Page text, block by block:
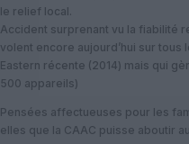
le relief local.
Accident surprenant vu la fiabilité
volent encore aujourd’hui sur tous
Eastern récente (2014) mais qui
500 appareils)
Pensées affectueuses pour les
elles que la CAAC puisse aboutir